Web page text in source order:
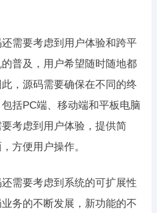
需要考虑到用户体验和跨平
普及，用户希望随时随地都
，源码需要确保在不同的终
括PC端、移动端和平板电脑
考虑到用户体验，提供简
方便用户操作。
需要考虑到系统的可扩展性
务的不断发展，新功能的不